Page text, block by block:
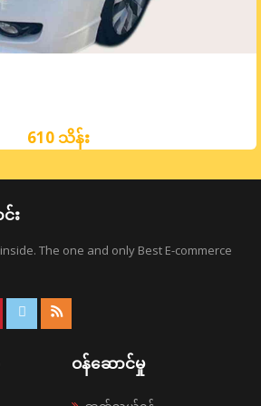
610 သိန်း
း
The one and only Best E-commerce
ဝန်ဆောင်မှု